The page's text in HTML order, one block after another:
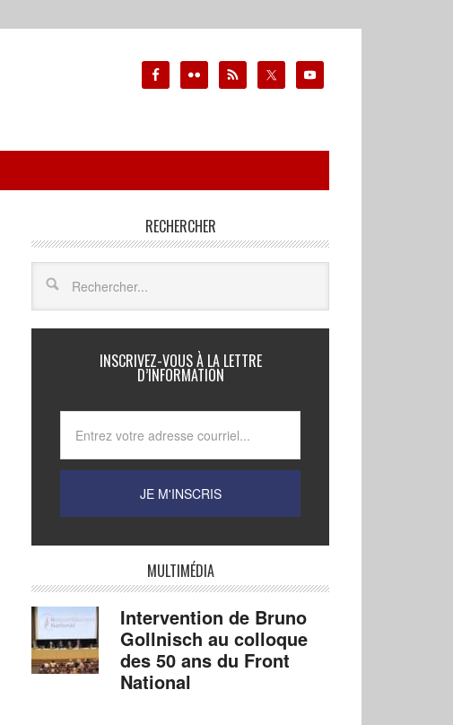
RECHERCHER
INSCRIVEZ-VOUS À LA LETTRE
D’INFORMATION
MULTIMÉDIA
Intervention de Bruno
Gollnisch au colloque
des 50 ans du Front
National